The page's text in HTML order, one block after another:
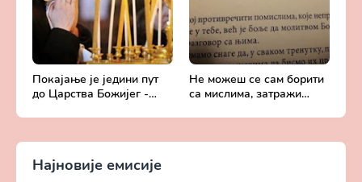
Покајање је једини пут
до Царства Божијег -
без Христа
Не можеш се сам борити
са мислима, затражи
Добротољубље за сваки
Најновије емисије